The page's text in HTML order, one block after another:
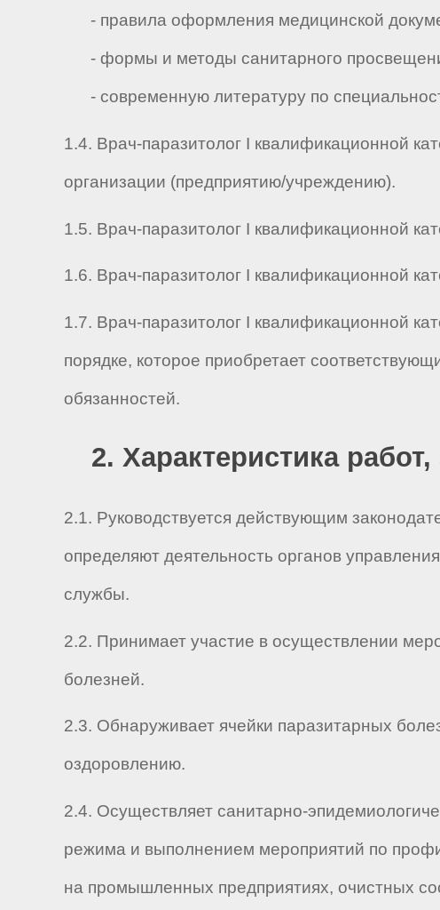
- правила оформления медицинской
- формы и методы санитарного
- современную литературу по
1.4. Врач-паразитолог I квалификационной
организации (предприятию/учреждению).
1.5. Врач-паразитолог I квалификационной
1.6. Врач-паразитолог I квалификационной
1.7. Врач-паразитолог I квалификационной
порядке, которое приобретает
обязанностей.
2. Характеристика
2.1. Руководствуется действующим
определяют деятельность органов
службы.
2.2. Принимает участие в осуществлении
болезней.
2.3. Обнаруживает ячейки паразитарных
оздоровлению.
2.4. Осуществляет санитарно-
режима и выполнением мероприятий по
на промышленных предприятиях, очистных